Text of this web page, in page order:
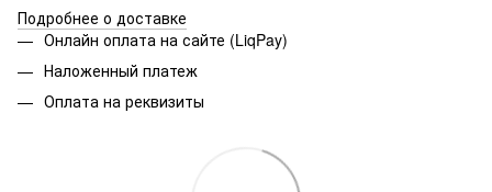
Подробнее о доставке
Онлайн оплата на сайте (LiqPay)
Наложенный платеж
Оплата на реквизиты